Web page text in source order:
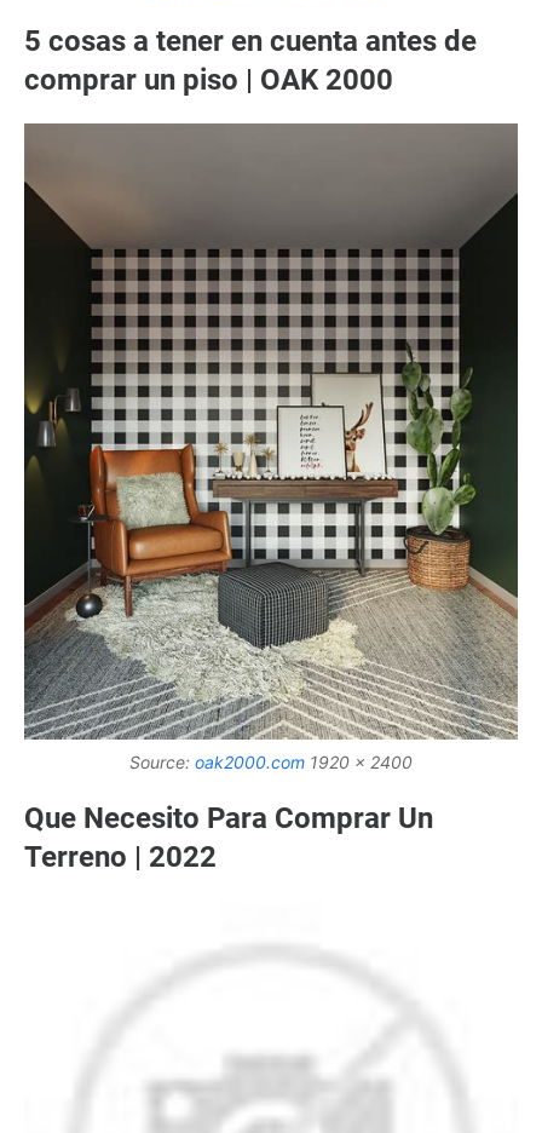
5 cosas a tener en cuenta antes de
comprar un piso | OAK 2000
Source: oak2000.com 1920 x 2400
Que Necesito Para Comprar Un
Terreno | 2022